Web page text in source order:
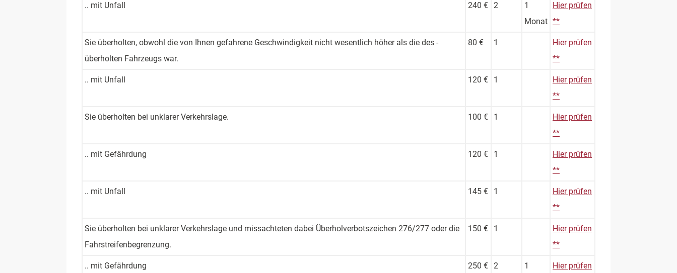
.. mit Unfall 240 € 2
1
Monat
Hier prüfen
**
Sie überholten, ­obwohl die ­von Ihnen ­gefahrene ­Geschwindigkeit nicht ­wesentlich höher ­als die des ­
überholten Fahrzeugs war.
80 € 1
Hier prüfen
**
.. mit Unfall 120 € 1
Hier prüfen
**
Sie überholten­ bei unklarer ­Verkehrslage. 100 € 1
Hier prüfen
**
.. mit Gefährdung 120 € 1
Hier prüfen
**
.. mit Unfall 145 € 1
Hier prüfen
**
Sie überholten ­bei unklarer ­Verkehrslage und ­missachteten ­dabei Überhol­verbotszeichen 276/277 ­oder die
Fahrstreifen­begrenzung.
150 € 1
Hier prüfen
**
.. mit Gefährdung 250 € 2
1
Hier prüfen